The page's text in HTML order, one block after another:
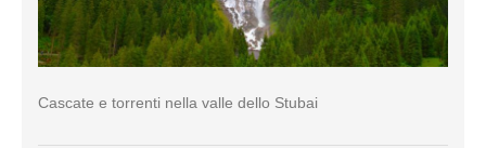
Cascate e torrenti nella valle dello Stubai